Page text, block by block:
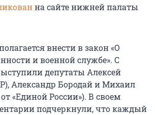
на сайте нижней палаты
внести в закон «О
и военной службе». С
депутаты Алексей
Александр Бородай и Михаил
«Единой России»). В своем
подчеркнули, что каждый